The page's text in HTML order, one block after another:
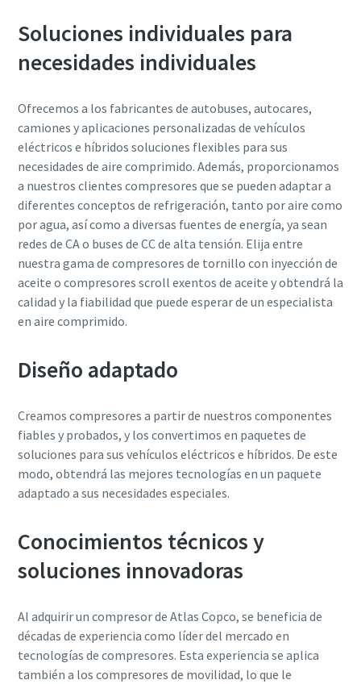
Catálogo de Productos de Atlas Copco
Descúbralos aquí
Soluciones individuales para
necesidades individuales
Ofrecemos a los fabricantes de autobuses, autocares,
camiones y aplicaciones personalizadas de vehículos
eléctricos e híbridos soluciones flexibles para sus
necesidades de aire comprimido. Además, proporcionamos
a nuestros clientes compresores que se pueden adaptar a
diferentes conceptos de refrigeración, tanto por aire como
por agua, así como a diversas fuentes de energía, ya sean
redes de CA o buses de CC de alta tensión. Elija entre
nuestra gama de compresores de tornillo con inyección de
aceite o compresores scroll exentos de aceite y obtendrá la
calidad y la fiabilidad que puede esperar de un especialista
en aire comprimido.
Diseño adaptado
Creamos compresores a partir de nuestros componentes
fiables y probados, y los convertimos en paquetes de
soluciones para sus vehículos eléctricos e híbridos. De este
modo, obtendrá las mejores tecnologías en un paquete
adaptado a sus necesidades especiales.
Conocimientos técnicos y
soluciones innovadoras
Al adquirir un compresor de Atlas Copco, se beneficia de
décadas de experiencia como líder del mercado en
tecnologías de compresores. Esta experiencia se aplica
también a los compresores de movilidad, lo que le